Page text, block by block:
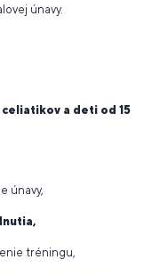
únavy.
a deti od 15
únavy,
tréningu,